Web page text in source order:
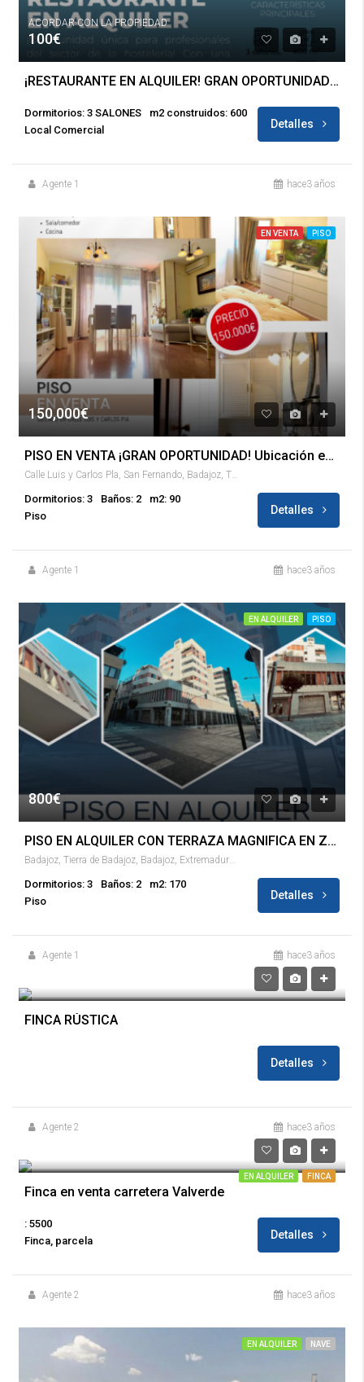
ACORDAR CON LA PROPIEDAD
100€
¡RESTAURANTE EN ALQUILER! GRAN OPORTUNIDAD DE INVERSIÓN
Dormitorios: 3 SALONES
m2 construidos: 600
Local Comercial
Detalles
Agente 1 hace3 años
EN VENTA PISO
150,000€
PISO EN VENTA ¡GRAN OPORTUNIDAD! Ubicación en Calle Luis y Carlos Pla
Dormitorios: 3 Baños: 2
m2: 90
Piso
Detalles
Agente 1 hace3 años
EN ALQUILER PISO
800€
PISO EN ALQUILER CON TERRAZA MAGNIFICA EN ZONA CENTRO DE BADAJOZ!!!
Badajoz, Tierra de Badajoz, Badajoz, Extremadura, España
Dormitorios: 3 Baños: 2
m2: 170
Piso
Detalles
Agente 1 hace3 años
FINCA RÚSTICA
Detalles
Agente 2 hace3 años
EN ALQUILER FINCA
Finca en venta carretera Valverde
: 5500
Finca, parcela
Detalles
Agente 2 hace3 años
EN ALQUILER NAVE